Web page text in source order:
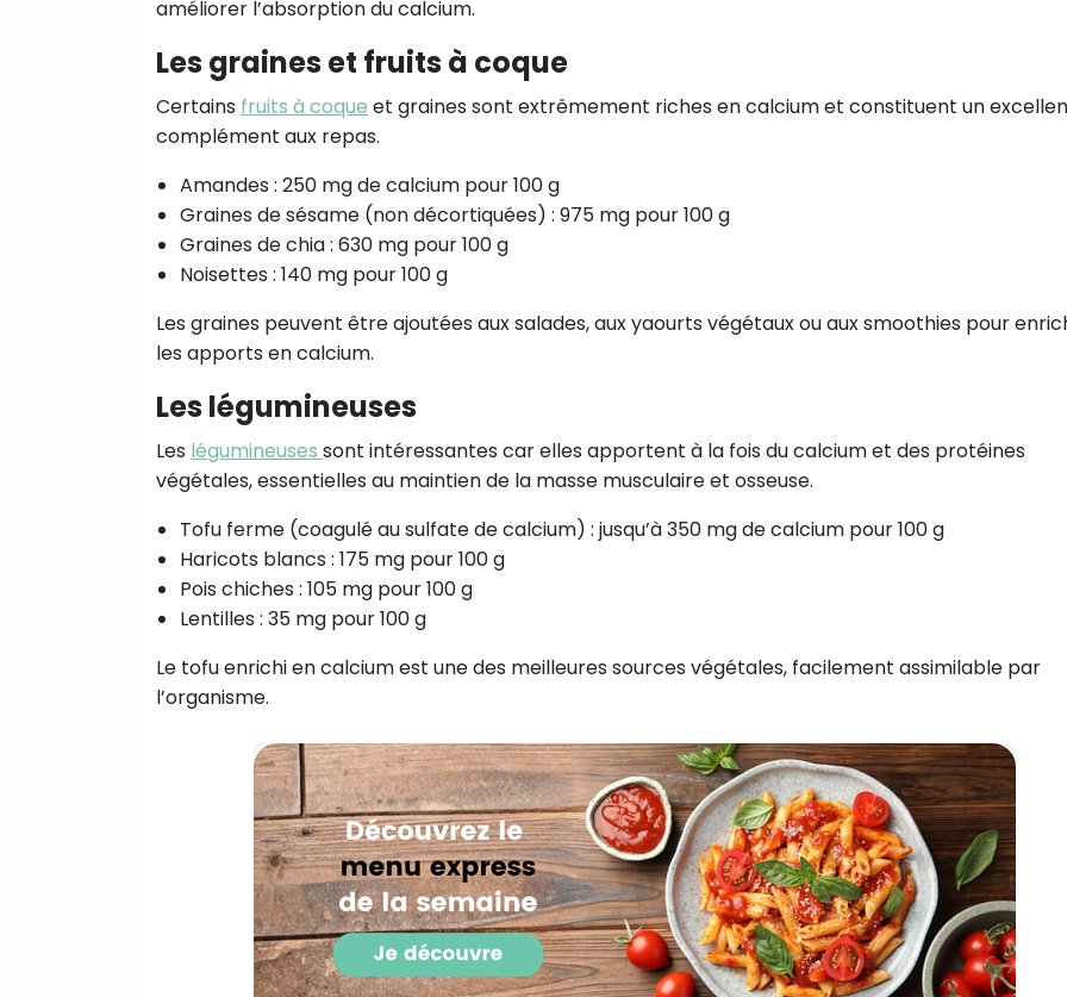
améliorer l’absorption du calcium.
Les graines et fruits à coque
Certains fruits à coque et graines sont extrêmement riches en calcium et constituent un
complément aux repas.
Amandes : 250 mg de calcium pour 100 g
Graines de sésame (non décortiquées) : 975 mg pour 100 g
Graines de chia : 630 mg pour 100 g
Noisettes : 140 mg pour 100 g
Les graines peuvent être ajoutées aux salades, aux yaourts végétaux ou aux smoothies pour
les apports en calcium.
Les légumineuses
Les légumineuses sont intéressantes car elles apportent à la fois du calcium et des protéines
végétales, essentielles au maintien de la masse musculaire et osseuse.
Tofu ferme (coagulé au sulfate de calcium) : jusqu’à 350 mg de calcium pour 100 g
Haricots blancs : 175 mg pour 100 g
Pois chiches : 105 mg pour 100 g
Lentilles : 35 mg pour 100 g
Le tofu enrichi en calcium est une des meilleures sources végétales, facilement assimilable par
l’organisme.